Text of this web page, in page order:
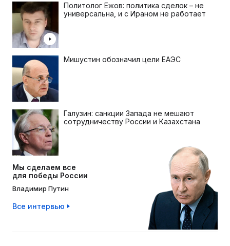
Политолог Ежов: политика сделок – не
универсальна, и с Ираном не работает
Мишустин обозначил цели ЕАЭС
Галузин: санкции Запада не мешают
сотрудничеству России и Казахстана
Мы сделаем все
для победы России
Владимир Путин
Все интервью